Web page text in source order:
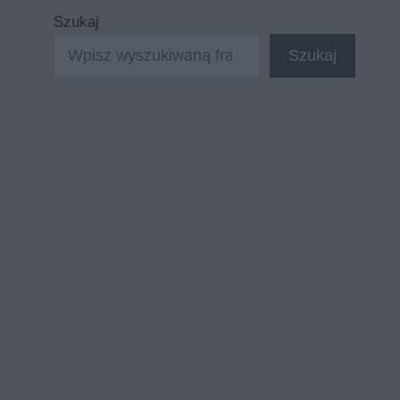
Szukaj
Szukaj